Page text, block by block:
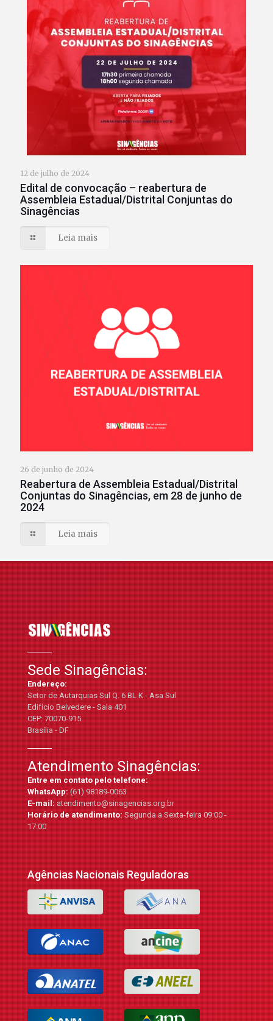
12 de julho de 2024
Edital de convocação – reabertura de
Assembleia Estadual/Distrital Conjuntas do
Sinagências
Leia mais
26 de junho de 2024
Reabertura de Assembleia Estadual/Distrital
Conjuntas do Sinagências, em 28 de junho de
2024
Leia mais
Sede Sinagências:
Endereço:
Setor de Autarquias Sul Q. 6 BL K - Asa Sul
Edifício Belvedere - Sala 401
CEP: 70070-915
Brasília - DF
Atendimento Sinagências:
Entre em contato pelo telefone:
WhatsApp:(61) 98189-0063
E-mail:atendimento@sinagencias.org.br
Horário de atendimento:Segunda a Sexta-feira 09:00 -
17:00
Agências Nacionais Reguladoras